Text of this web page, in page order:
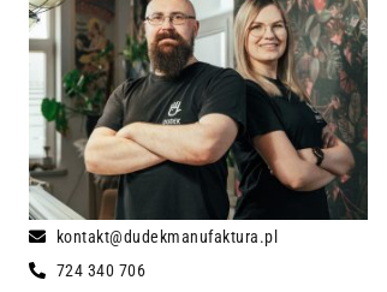
kontakt@dudekmanufaktura.pl
724 340 706